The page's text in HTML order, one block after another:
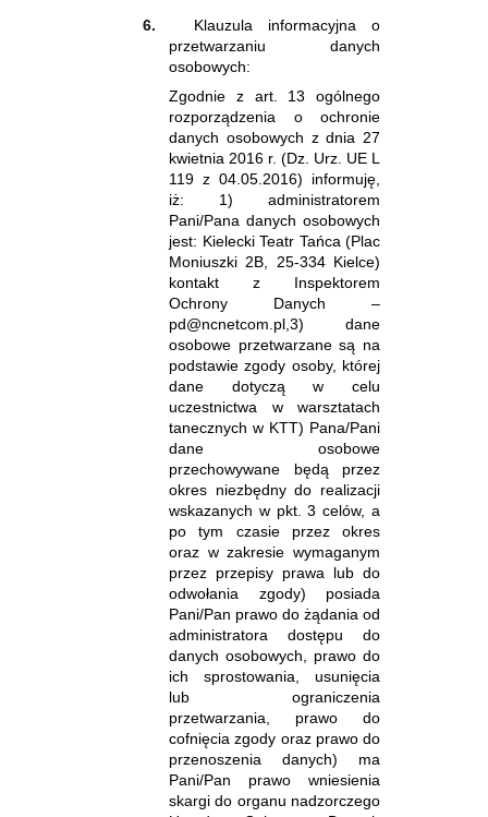
6.
Klauzula informacyjna o
przetwarzaniu danych
osobowych:
Zgodnie z art. 13 ogólnego
rozporządzenia o ochronie
danych osobowych z dnia 27
kwietnia 2016 r. (Dz. Urz. UE L
119 z 04.05.2016) informuję,
iż: 1) administratorem
Pani/Pana danych osobowych
jest: Kielecki Teatr Tańca (Plac
Moniuszki 2B, 25-334 Kielce)
kontakt z Inspektorem
Ochrony Danych –
pd@ncnetcom.pl,3) dane
osobowe przetwarzane są na
podstawie zgody osoby, której
dane dotyczą w celu
uczestnictwa w warsztatach
tanecznych w KTT) Pana/Pani
dane osobowe
przechowywane będą przez
okres niezbędny do realizacji
wskazanych w pkt. 3 celów, a
po tym czasie przez okres
oraz w zakresie wymaganym
przez przepisy prawa lub do
odwołania zgody) posiada
Pani/Pan prawo do żądania od
administratora dostępu do
danych osobowych, prawo do
ich sprostowania, usunięcia
lub ograniczenia
przetwarzania, prawo do
cofnięcia zgody oraz prawo do
przenoszenia danych) ma
Pani/Pan prawo wniesienia
skargi do organu nadzorczego